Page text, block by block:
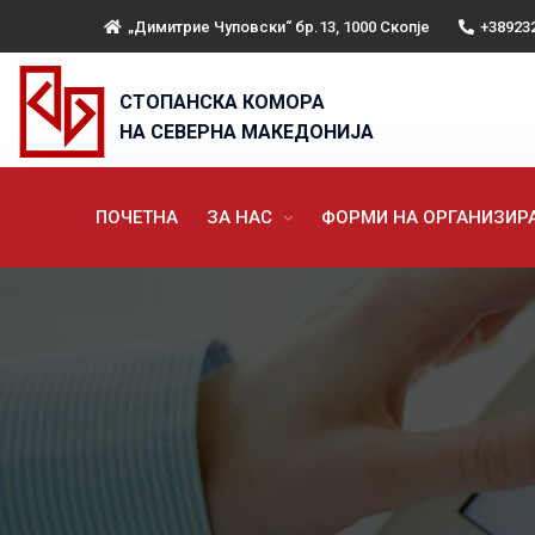
„Димитрие Чуповски“ бр.13, 1000 Скопје
СТОПАНСКА КОМОРА
НА СЕВЕРНА МАКЕДОНИЈА
ПОЧЕТНА ЗА НАС ФОРМИ НА